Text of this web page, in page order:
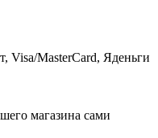
MasterCard, Яденьги
магазина сами